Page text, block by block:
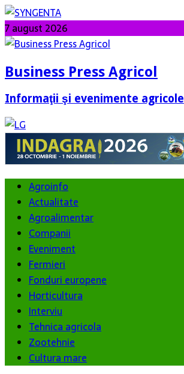
7 august 2026
Business Press Agricol
Informaţii şi evenimente agricole
Agroinfo
Actualitate
Agroalimentar
Companii
Eveniment
Fermieri
Fonduri europene
Horticultura
Interviu
Tehnica agricola
Zootehnie
Cultura mare